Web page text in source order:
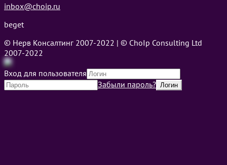
inbox@choip.ru
beget
© Нерв Консалтинг 2007-2022 | © ChoIp Consulting Ltd
2007-2022
Вход для пользователя
Забыли пароль?